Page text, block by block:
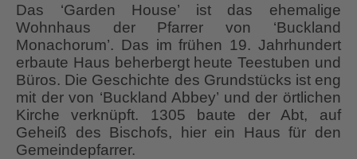
Das ‘Garden House’ ist das ehemalige
Wohnhaus der Pfarrer von ‘Buckland
Monachorum’. Das im frühen 19. Jahrhundert
erbaute Haus beherbergt heute Teestuben und
Büros. Die Geschichte des Grundstücks ist eng
mit der von ‘Buckland Abbey’ und der örtlichen
Kirche verknüpft. 1305 baute der Abt, auf
Geheiß des Bischofs, hier ein Haus für den
Gemeindepfarrer.